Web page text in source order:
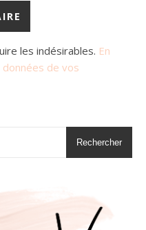
les indésirables. En
de vos
Rechercher